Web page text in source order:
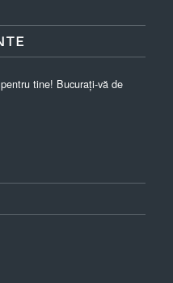
tine! Bucurați-vă de